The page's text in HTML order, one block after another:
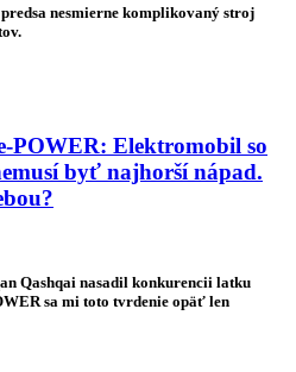
nesmierne komplikovaný stroj
POWER: Elektromobil so
byť najhorší nápad.
Qashqai nasadil konkurencii latku
sa mi toto tvrdenie opäť len